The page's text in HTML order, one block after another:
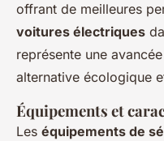
offrant de meilleures
voitures électriques
représente une
alternative écologique
Équipements et
Les équipements de